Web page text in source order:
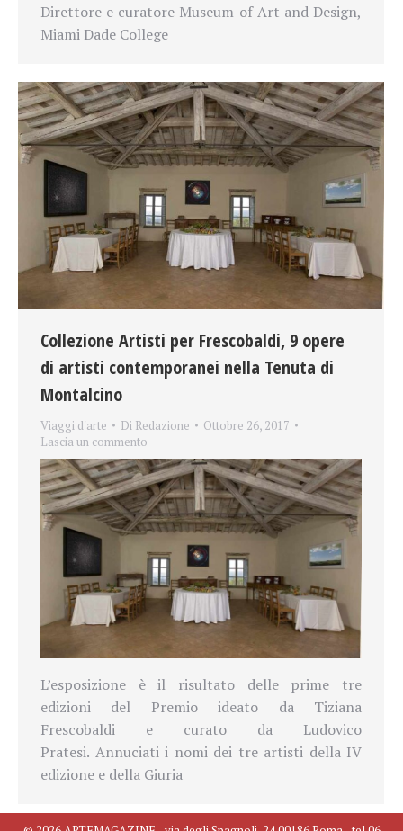
Direttore e curatore Museum of Art and Design,
Miami Dade College
Collezione Artisti per Frescobaldi, 9 opere
di artisti contemporanei nella Tenuta di
Montalcino
Viaggi d'arte Di Redazione
Ottobre 26, 2017
Lascia un commento
L’esposizione è il risultato delle prime tre
edizioni del Premio ideato da Tiziana
Frescobaldi e curato da Ludovico
Pratesi. Annuciati i nomi dei tre artisti della IV
edizione e della Giuria